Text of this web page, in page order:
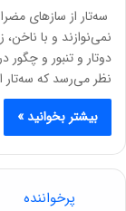
سه‌تار از سازهای
نمی‌نوازند و با
دوتار و تنبور و چگور
نظر می‌رسد که سه‌تار
بیشتر بخوانید »
پرخواننده